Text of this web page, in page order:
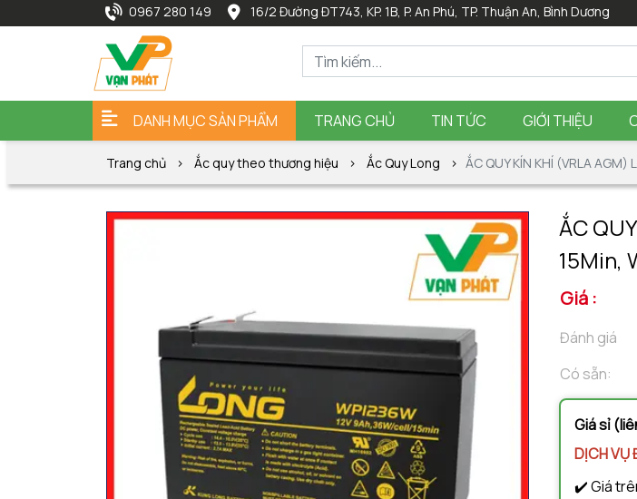
0967 280 149 16/2 Đường ĐT743, KP. 1B, P. An Phú, TP. Thuận An, Bình Dương
DANH MỤC SẢN PHẨM TRANG CHỦ TIN TỨC GIỚI THIỆU
Trang chủ Ắc quy theo thương hiệu Ắc Quy Long ẮC QUY KÍN KHÍ (VRLA
ẮC
15Min,
Giá :
Đánh giá
Có sẵn:
Giá sỉ
DỊCH VỤ
✔️ Giá